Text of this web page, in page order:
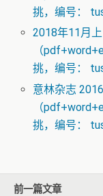
挑，编号：
2018年11月
（
挑，编号：
意林杂志
（
挑，编号：
前一篇文章